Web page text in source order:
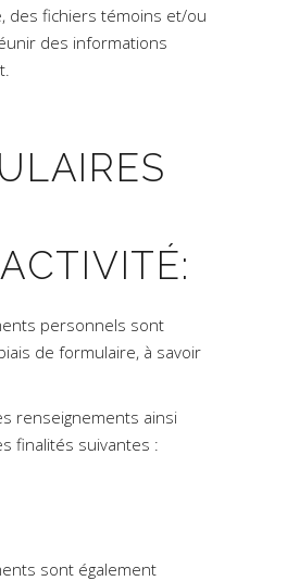
des fichiers témoins et/ou
des informations
personnels sont
de formulaire, à savoir
renseignements ainsi
finalités suivantes :
sont également